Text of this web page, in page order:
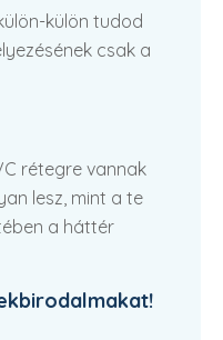
külön tudod
csak a
rétegre vannak
lesz, mint a te
a háttér